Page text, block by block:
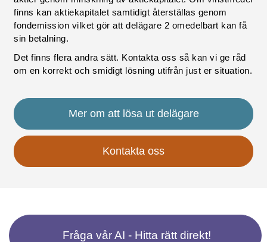
finns kan aktiekapitalet samtidigt återställas genom
fondemission vilket gör att delägare 2 omedelbart kan få
sin betalning.
Det finns flera andra sätt. Kontakta oss så kan vi ge råd
om en korrekt och smidigt lösning utifrån just er situation.
Mer om att lösa ut delägare
Kontakta oss
Fråga vår AI - Hitta rätt direkt!